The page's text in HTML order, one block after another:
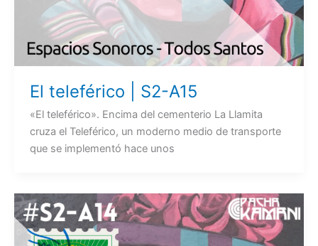
El teleférico | S2-A15
«El teleférico». Encima del cementerio La Llamita
cruza el Teleférico, un moderno medio de transporte
que se implementó hace unos